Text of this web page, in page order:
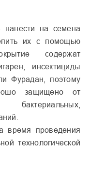
нанести на семена
их с помощью
содержат
инсектициды
Фурадан, поэтому
защищено от
бактериальных,
время проведения
технологической